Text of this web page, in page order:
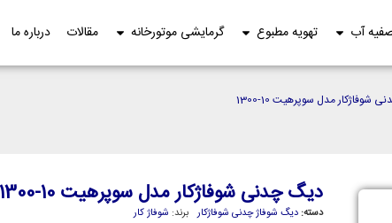
آب تهویه مطبوع گرمایشی موتورخانه مقالات درباره ما
مدل سوپرهیت 10-1300
دیگ چدنی شوفاژکار مدل سوپرهیت 10-1300
دسته: دیگ شوفاژ چدنی شوفاژکار برند: شوفاژ کار